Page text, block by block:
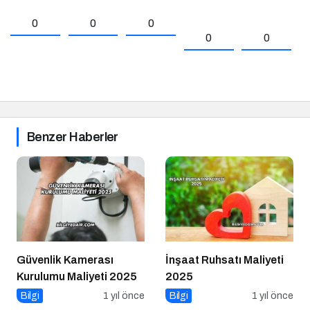
0 0
0
0
0
Benzer Haberler
Güvenlik Kamerası
Kurulumu Maliyeti 2025
Bilgi 1 yıl önce
İnşaat Ruhsatı Maliyeti
2025
Bilgi 1 yıl önce